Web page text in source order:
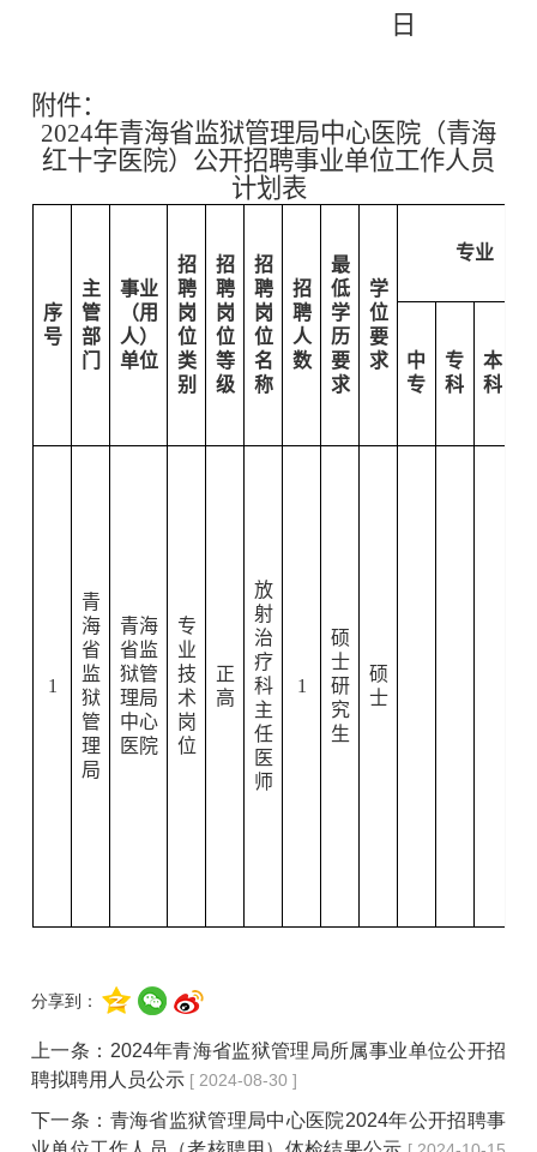
日
附件：
2024年青海省监狱管理局中心医院（青海
红十字医院）公开招聘事业单位工作人员
计划表
序
号
主
管
部
门
事业
（用
人）
单位
招
聘
岗
位
类
别
招
聘
岗
位
等
级
招
聘
岗
位
名
称
招
聘
人
数
最
低
学
历
要
求
学
位
要
求
专业
中
专
专
科
本
科
1
青
海
省
监
狱
管
理
局
青海
省监
狱管
理局
中心
医院
专
业
技
术
岗
位
正
高
放
射
治
疗
科
主
任
医
师
1
硕
士
研
究
生
硕
士
分享到：
上一条： 2024年青海省监狱管理局所属事业单位公开招
聘拟聘用人员公示 [ 2024-08-30 ]
下一条： 青海省监狱管理局中心医院2024年公开招聘事